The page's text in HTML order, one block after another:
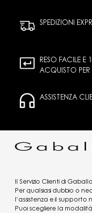
SPEDIZIONI
RESO FACILE E
ACQUISTO PER
ASSISTENZA
Il Servizio Clienti di
Per qualsiasi dubbio o
l’assistenza e il supporto
Puoi scegliere la